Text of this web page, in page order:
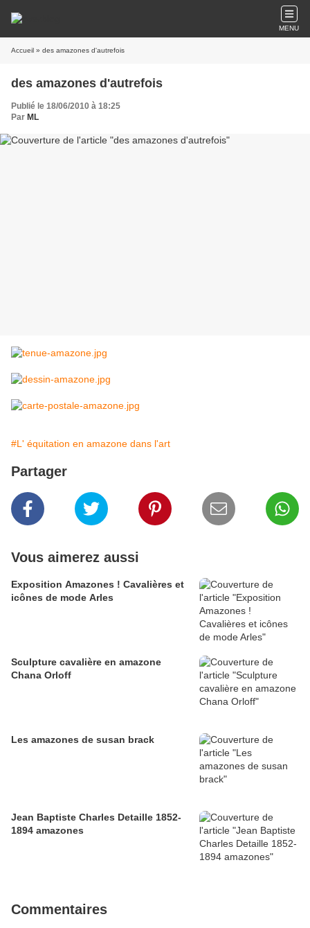
MENU
Accueil » des amazones d'autrefois
des amazones d'autrefois
Publié le 18/06/2010 à 18:25
Par ML
#L' équitation en amazone dans l'art
Partager
Vous aimerez aussi
Exposition Amazones ! Cavalières et
icônes de mode Arles
Sculpture cavalière en amazone
Chana Orloff
Les amazones de susan brack
Jean Baptiste Charles Detaille 1852-
1894 amazones
Commentaires